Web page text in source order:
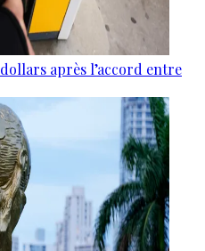
après l’accord entre